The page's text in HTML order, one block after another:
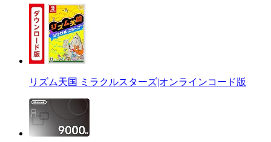
リズム天国 ミラクルスターズ|オンラインコード版